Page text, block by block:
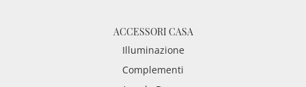
ACCESSORI CASA
Illuminazione
Complementi